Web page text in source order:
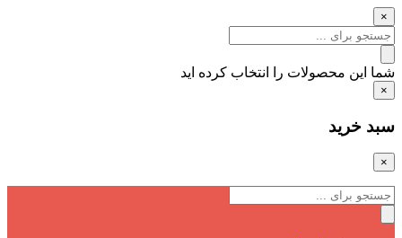
×
شما این محصولات را انتخاب کرده اید
×
سبد خرید
×